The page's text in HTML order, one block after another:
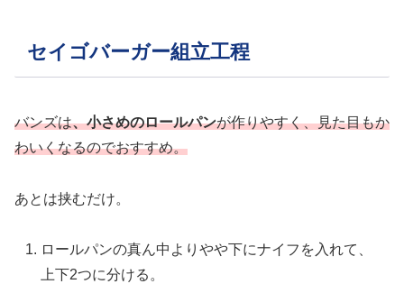
セイゴバーガー組立工程
バンズは、小さめのロールパンが作りやすく、見た目もか
わいくなるのでおすすめ。
あとは挟むだけ。
ロールパンの真ん中よりやや下にナイフを入れて、
上下2つに分ける。